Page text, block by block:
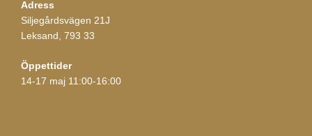
Adress
Siljegårdsvägen 21J
Leksand, 793 33
Öppettider
14-17 maj 11:00-16:00